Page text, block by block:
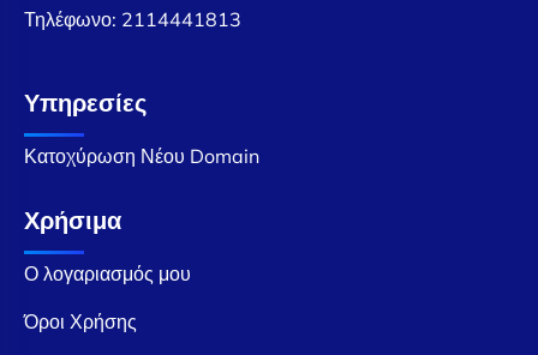
Τηλέφωνο: 2114441813
Υπηρεσίες
Κατοχύρωση Νέου Domain
Χρήσιμα
Ο λογαριασμός μου
Όροι Χρήσης